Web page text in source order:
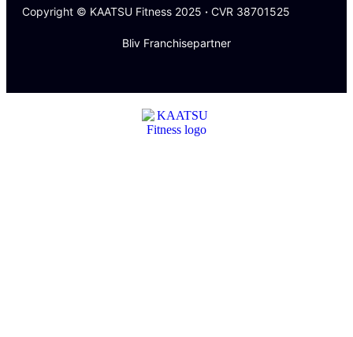
Copyright © KAATSU Fitness 2025 · CVR 38701525
Bliv Franchisepartner